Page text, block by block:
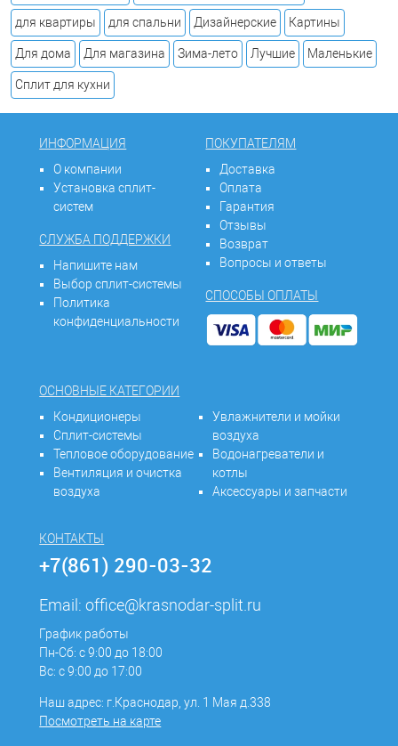
для квартиры для спальни Дизайнерские Картины
Для дома Для магазина Зима-лето Лучшие Маленькие
Сплит для кухни
ИНФОРМАЦИЯ
О компании
Установка сплит-
систем
СЛУЖБА ПОДДЕРЖКИ
Напишите нам
Выбор сплит-системы
Политика
конфиденциальности
ПОКУПАТЕЛЯМ
Доставка
Оплата
Гарантия
Отзывы
Возврат
Вопросы и ответы
СПОСОБЫ ОПЛАТЫ
ОСНОВНЫЕ КАТЕГОРИИ
Кондиционеры
Сплит-системы
Тепловое оборудование
Вентиляция и очистка
воздуха
Увлажнители и мойки
воздуха
Водонагреватели и
котлы
Аксессуары и запчасти
КОНТАКТЫ
+7(861) 290-03-32
Email:office@krasnodar-split.ru
График работы
Пн-Сб: с 9:00 до 18:00
Вс: с 9:00 до 17:00
Наш адрес: г.Краснодар, ул. 1 Мая д.338
Посмотреть на карте